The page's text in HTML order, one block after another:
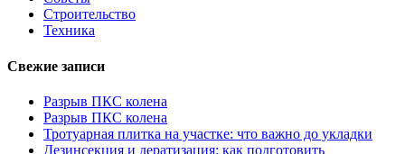
Строительство
Техника
Свежие записи
Разрыв ПКС колена
Разрыв ПКС колена
Тротуарная плитка на участке: что важно до укладки
Дезинсекция и дератизация: как подготовить